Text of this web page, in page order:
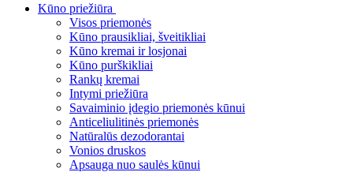
Kūno priežiūra
Visos priemonės
Kūno prausikliai, šveitikliai
Kūno kremai ir losjonai
Kūno purškikliai
Rankų kremai
Intymi priežiūra
Savaiminio įdegio priemonės kūnui
Anticeliulitinės priemonės
Natūralūs dezodorantai
Vonios druskos
Apsauga nuo saulės kūnui